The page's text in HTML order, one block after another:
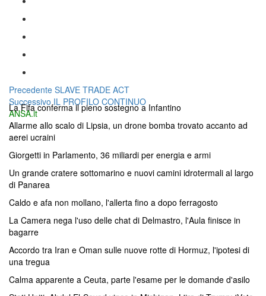
Navigazione
articoli
Precedente Articolo
precedente:
SLAVE TRADE ACT
Successivo Articolo
successivo:
IL PROFILO CONTINUO
ANSA.it
La Fifa conferma il pieno sostegno a Infantino
Allarme allo scalo di Lipsia, un drone bomba trovato accanto ad
aerei ucraini
Giorgetti in Parlamento, 36 miliardi per energia e armi
Un grande cratere sottomarino e nuovi camini idrotermali al largo
di Panarea
Caldo e afa non mollano, l'allerta fino a dopo ferragosto
La Camera nega l'uso delle chat di Delmastro, l'Aula finisce in
bagarre
Accordo tra Iran e Oman sulle nuove rotte di Hormuz, l'ipotesi di
una tregua
Calma apparente a Ceuta, parte l'esame per le domande d'asilo